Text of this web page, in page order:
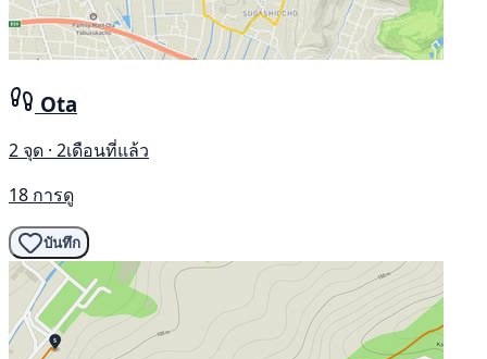
Ota
2 จุด · 2เดือนที่แล้ว
18 การดู
บันทึก